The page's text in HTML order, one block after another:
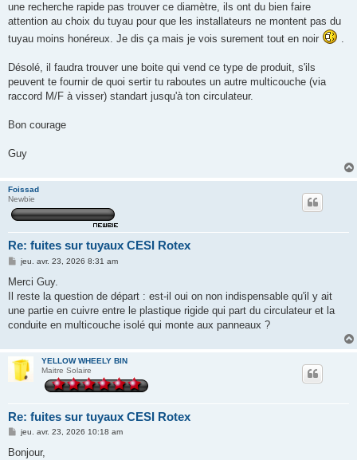
une recherche rapide pas trouver ce diamètre, ils ont du bien faire
attention au choix du tuyau pour que les installateurs ne montent pas du
tuyau moins honéreux. Je dis ça mais je vois surement tout en noir
.
Désolé, il faudra trouver une boite qui vend ce type de produit, s'ils
peuvent te fournir de quoi sertir tu raboutes un autre multicouche (via
raccord M/F à visser) standart jusqu'à ton circulateur.
Bon courage
Guy
Foissad
Newbie
Re: fuites sur tuyaux CESI Rotex
M
s
a
g
jeu. avr. 23, 2026 8:31 am
Merci Guy.
Il reste la question de départ : est-il oui on non indispensable qu'il y ait
une partie en cuivre entre le plastique rigide qui part du circulateur et la
conduite en multicouche isolé qui monte aux panneaux ?
YELLOW WHEELY BIN
Maitre Solaire
Re: fuites sur tuyaux CESI Rotex
M
s
jeu. avr. 23, 2026 10:18 am
Bonjour,